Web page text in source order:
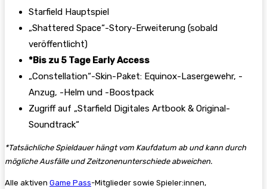
Starfield Hauptspiel
„Shattered Space“-Story-Erweiterung (sobald
veröffentlicht)
*Bis zu 5 Tage Early Access
„Constellation“-Skin-Paket: Equinox-Lasergewehr, -
Anzug, -Helm und -Boostpack
Zugriff auf „Starfield Digitales Artbook & Original-
Soundtrack“
*Tatsächliche Spieldauer hängt vom Kaufdatum ab und kann durch
mögliche Ausfälle und Zeitzonenunterschiede abweichen.
Alle aktiven Game Pass-Mitglieder sowie Spieler:innen,